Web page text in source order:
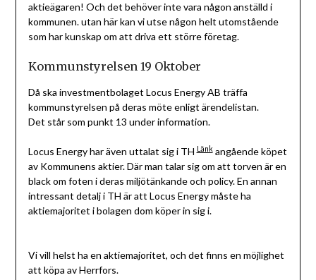
aktieägaren! Och det behöver inte vara någon anställd i
kommunen. utan här kan vi utse någon helt utomstående
som har kunskap om att driva ett större företag.
Kommunstyrelsen 19 Oktober
Då ska investmentbolaget Locus Energy AB träffa
kommunstyrelsen på deras möte enligt ärendelistan.
Det står som punkt 13 under information.
Locus Energy har även uttalat sig i THLänkangående köpet
av Kommunens aktier. Där man talar sig om att torven är en
black om foten i deras miljötänkande och policy. En annan
intressant detalj i TH är att Locus Energy måste ha
aktiemajoritet i bolagen dom köper in sig i.
Vi vill helst ha en aktiemajoritet, och det finns en möjlighet
att köpa av Herrfors.